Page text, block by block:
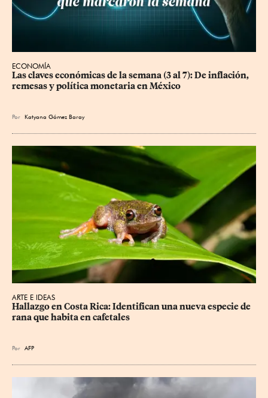
ECONOMÍA
Las claves económicas de la semana (3 al 7): De inflación,
remesas y política monetaria en México
Por Katyana Gómez Baray
ARTE E IDEAS
Hallazgo en Costa Rica: Identifican una nueva especie de
rana que habita en cafetales
Por AFP